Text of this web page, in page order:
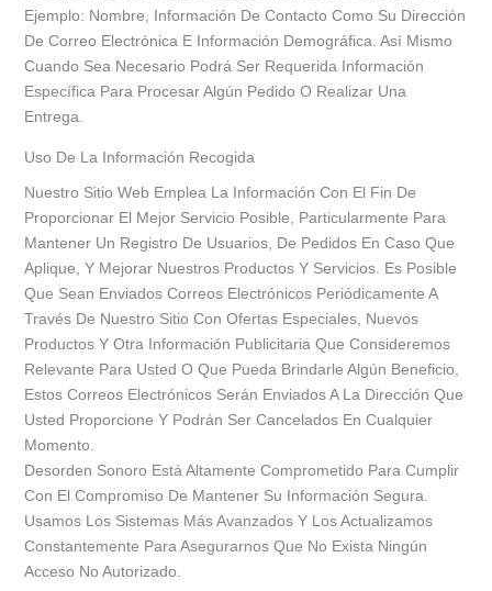
Ejemplo: Nombre, Información De Contacto Como Su Dirección
De Correo Electrónica E Información Demográfica. Así Mismo
Cuando Sea Necesario Podrá Ser Requerida Información
Específica Para Procesar Algún Pedido O Realizar Una
Entrega.
Uso De La Información Recogida
Nuestro Sitio Web Emplea La Información Con El Fin De
Proporcionar El Mejor Servicio Posible, Particularmente Para
Mantener Un Registro De Usuarios, De Pedidos En Caso Que
Aplique, Y Mejorar Nuestros Productos Y Servicios. Es Posible
Que Sean Enviados Correos Electrónicos Periódicamente A
Través De Nuestro Sitio Con Ofertas Especiales, Nuevos
Productos Y Otra Información Publicitaria Que Consideremos
Relevante Para Usted O Que Pueda Brindarle Algún Beneficio,
Estos Correos Electrónicos Serán Enviados A La Dirección Que
Usted Proporcione Y Podrán Ser Cancelados En Cualquier
Momento.
Desorden Sonoro Está Altamente Comprometido Para Cumplir
Con El Compromiso De Mantener Su Información Segura.
Usamos Los Sistemas Más Avanzados Y Los Actualizamos
Constantemente Para Asegurarnos Que No Exista Ningún
Acceso No Autorizado.